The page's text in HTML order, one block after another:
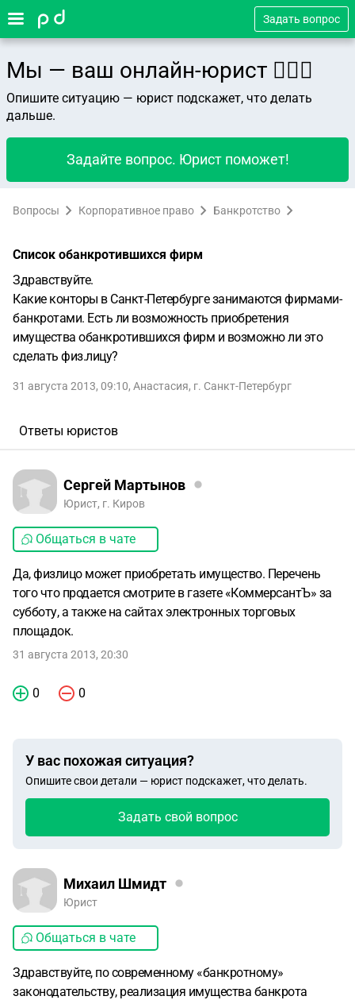
Задать вопрос
Мы — ваш онлайн-юрист 👨🏻‍⚖️
Опишите ситуацию — юрист подскажет, что делать
дальше.
Задайте вопрос. Юрист поможет!
Вопросы Корпоративное право Банкротство
Список обанкротившихся фирм
Здравствуйте.
Какие конторы в Санкт-Петербурге занимаются фирмами-
банкротами. Есть ли возможность приобретения
имущества обанкротившихся фирм и возможно ли это
сделать физ.лицу?
31 августа 2013, 09:10, Анастасия, г. Санкт-Петербург
Ответы юристов
Сергей Мартынов
Юрист, г. Киров
Общаться в чате
Да, физлицо может приобретать имущество. Перечень
того что продается смотрите в газете «КоммерсантЪ» за
субботу, а также на сайтах электронных торговых
площадок.
31 августа 2013, 20:30
0 0
У вас похожая ситуация?
Опишите свои детали — юрист подскажет, что делать.
Задать свой вопрос
Михаил Шмидт
Юрист
Общаться в чате
Здравствуйте, по современному «банкротному»
законодательству, реализация имущества банкрота